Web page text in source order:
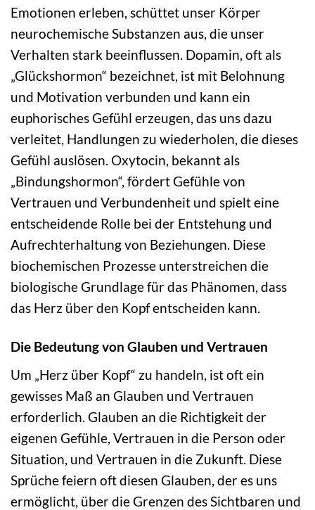
Emotionen erleben, schüttet unser Körper
neurochemische Substanzen aus, die unser
Verhalten stark beeinflussen. Dopamin, oft als
„Glückshormon“ bezeichnet, ist mit Belohnung
und Motivation verbunden und kann ein
euphorisches Gefühl erzeugen, das uns dazu
verleitet, Handlungen zu wiederholen, die dieses
Gefühl auslösen. Oxytocin, bekannt als
„Bindungshormon“, fördert Gefühle von
Vertrauen und Verbundenheit und spielt eine
entscheidende Rolle bei der Entstehung und
Aufrechterhaltung von Beziehungen. Diese
biochemischen Prozesse unterstreichen die
biologische Grundlage für das Phänomen, dass
das Herz über den Kopf entscheiden kann.
Die Bedeutung von Glauben und Vertrauen
Um „Herz über Kopf“ zu handeln, ist oft ein
gewisses Maß an Glauben und Vertrauen
erforderlich. Glauben an die Richtigkeit der
eigenen Gefühle, Vertrauen in die Person oder
Situation, und Vertrauen in die Zukunft. Diese
Sprüche feiern oft diesen Glauben, der es uns
ermöglicht, über die Grenzen des Sichtbaren und